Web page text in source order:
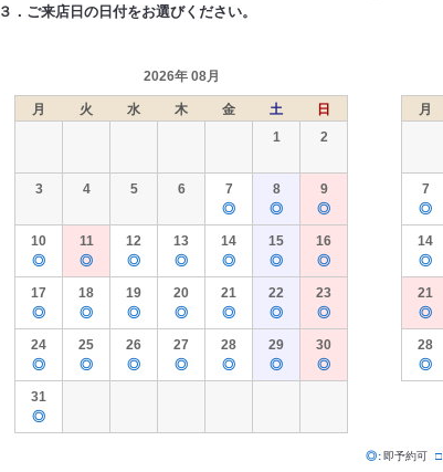
３．ご来店日の日付をお選びください。
2026年 08月
月 火 水 木 金 土
日
1
2
3 4 5 6
7
◎
8
◎
9
◎
10
◎
11
◎
12
◎
13
◎
14
◎
15
◎
16
◎
17
◎
18
◎
19
◎
20
◎
21
◎
22
◎
23
◎
24
◎
25
◎
26
◎
27
◎
28
◎
29
◎
30
◎
31
◎
月
7
◎
14
◎
21
◎
28
◎
◎ 即予約可 □